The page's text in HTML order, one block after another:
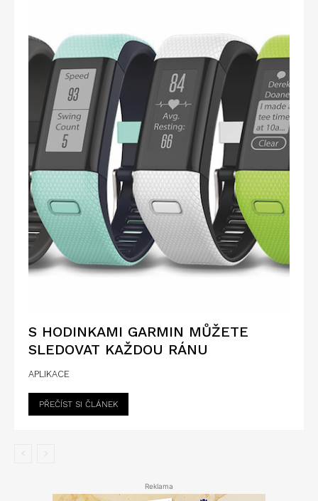
S HODINKAMI GARMIN MŮŽETE
SLEDOVAT KAŽDOU RÁNU
APLIKACE
PŘEČÍST SI ČLÁNEK
Reklama